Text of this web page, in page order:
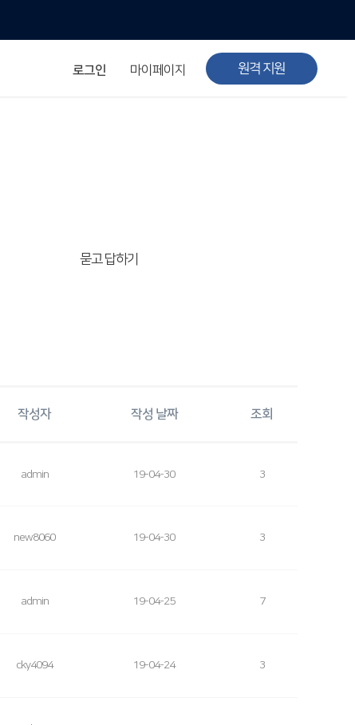
원격 지원
로그인 마이페이지
묻고 답하기
작성자 작성 날짜 조회
admin 19-04-30 3
new8060 19-04-30 3
admin 19-04-25 7
cky4094 19-04-24 3